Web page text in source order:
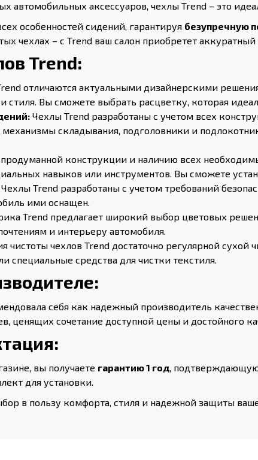
автомобильных аксессуаров, чехлы Trend – это
особенностей сидений, гарантируя безупречную
чехлах – с Trend ваш салон приобретет
Trend:
отличаются актуальными дизайнерскими
стиля. Вы сможете выбрать расцветку, которая
Чехлы Trend разработаны с учетом всех
механизмы складывания, подголовники и
продуманной конструкции и наличию всех
навыков или инструментов. Вы сможете
Чехлы Trend разработаны с учетом требований
ими оснащен.
Trend предлагает широкий выбор цветовых
и интерьеру автомобиля.
чистоты чехлов Trend достаточно регулярной сухой
специальные средства для чистки текстиля.
себя как надежный производитель
ценящих сочетание доступной цены и достойного
вы получаете гарантию 1 год ,
для установки.
в пользу комфорта, стиля и надежной защиты